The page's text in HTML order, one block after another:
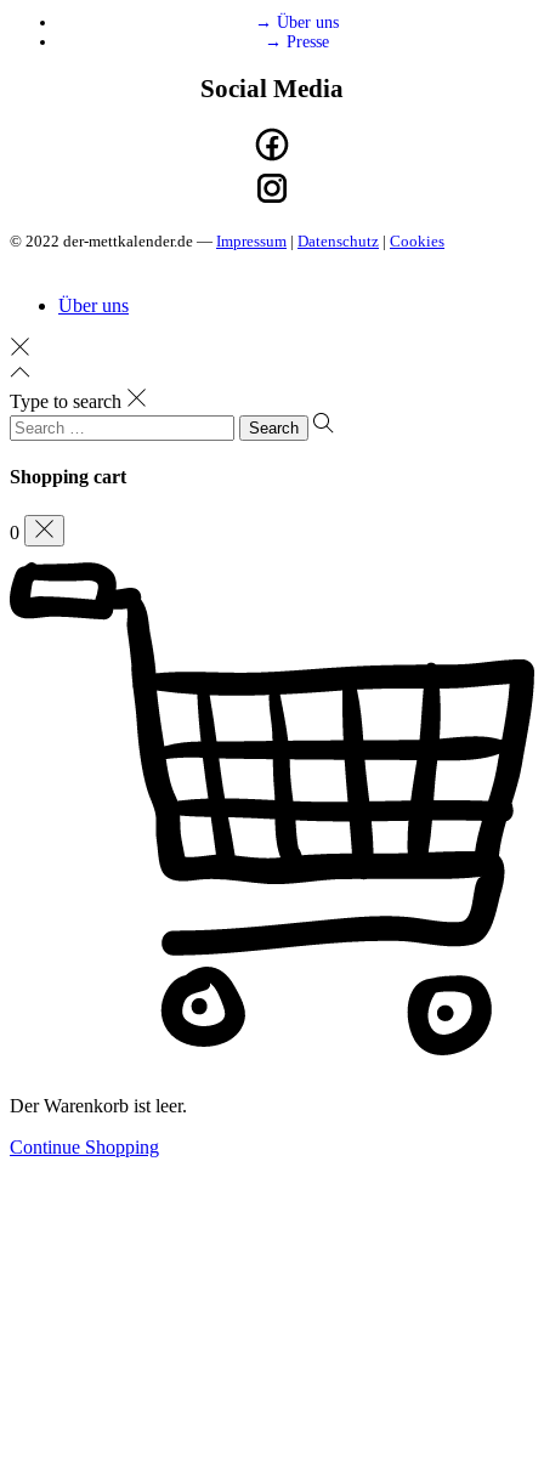
→ Über uns
→ Presse
Social Media
© 2022 der-mettkalender.de — Impressum | Datenschutz | Cookies
Über uns
Type to search
Search
for:
Shopping cart
0
Der Warenkorb ist leer.
Continue Shopping